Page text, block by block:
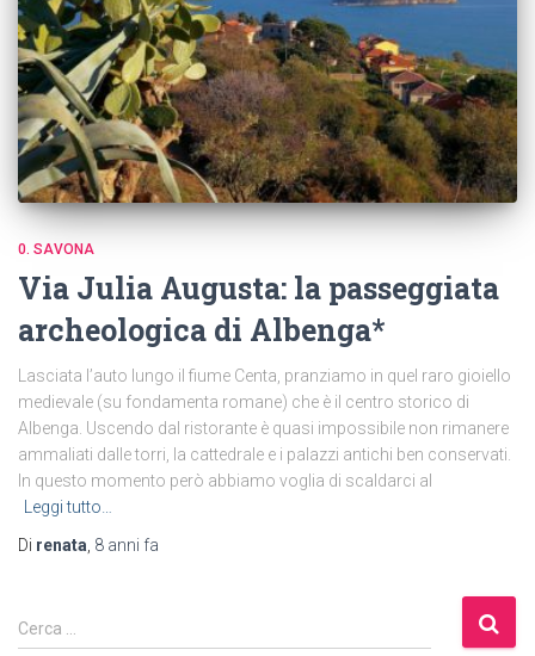
0. SAVONA
Via Julia Augusta: la passeggiata
archeologica di Albenga*
Lasciata l’auto lungo il fiume Centa, pranziamo in quel raro gioiello
medievale (su fondamenta romane) che è il centro storico di
Albenga. Uscendo dal ristorante è quasi impossibile non rimanere
ammaliati dalle torri, la cattedrale e i palazzi antichi ben conservati.
In questo momento però abbiamo voglia di scaldarci al
Leggi tutto…
Di renata 8 anni fa
R
i
Cerca …